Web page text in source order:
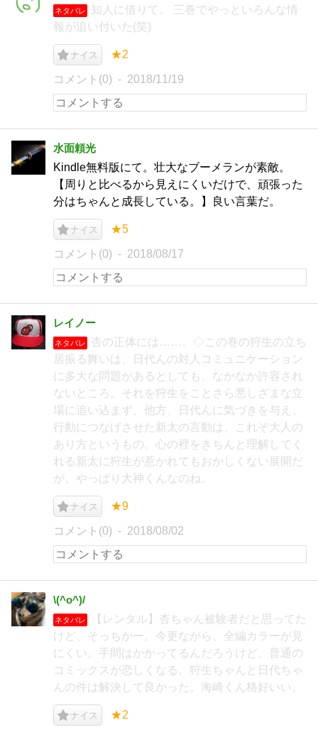
ネタバレ
知人に借りて。 三巻でやっといろんな情
報が追い付いた(笑)
ナイス ★2
コメント(0) 2018/11/19
水面頼光
Kindle無料版にて。壮大なブーメランが素敵。
【周りと比べるから見えにくいだけで、頑張った
分はちゃんと成長している。】良い言葉だ。
ナイス ★5
コメント(0) 2018/08/17
レイノー
ネタバレ
杏の正体には……。◇この巻の狩生の立ち
居振る舞いは、日代んの対人コミュニケーション
に多大な問題があるとしても、なかなか許容され
ないところ。それを狩生をことさら悪しざまな立
場に追い込まず、他方、日代んに気づきを与え、
行動につなげさせた新太の言動は、これぞ大人の
あり方というもの。心の裡をきちんと理解してく
れる新太に狩生が惹かれてもおかしくない展開だ
が、やっぱり大神くんなのね。
ナイス ★9
コメント(0) 2018/08/02
\(^o^)/
ネタバレ
【レンタル】杏ちゃん被験者だと思ってた
けど、そっちかー。今更ながら、全編カラーが見
にくい。手間はかかってるんだろうけど、普通の
コミックスが恋しくなる。狩生ちゃんと日代ちゃ
んの件は解決して良かった。海崎くん格好いい。
ナイス ★2